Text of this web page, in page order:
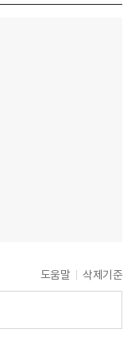
도움말 삭제기준